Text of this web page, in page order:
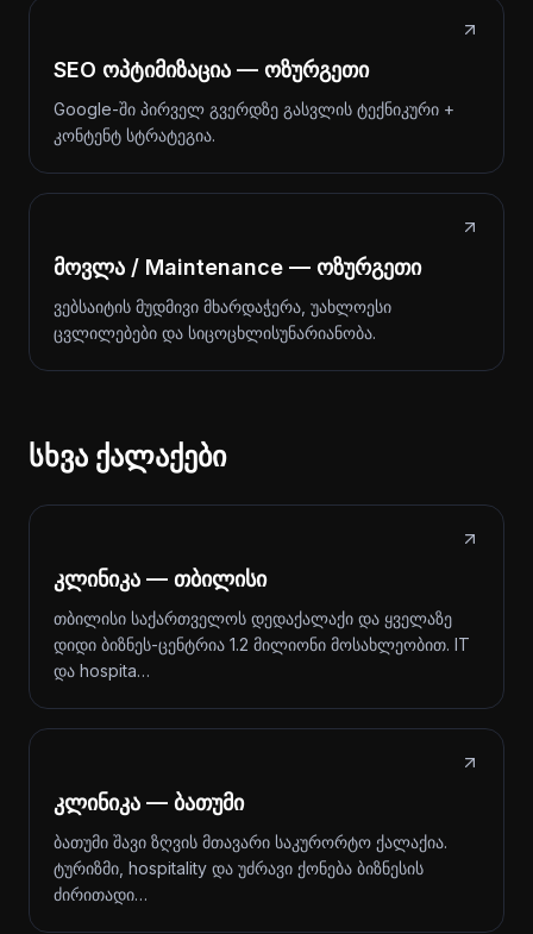
SEO ოპტიმიზაცია — ოზურგეთი
Google-ში პირველ გვერდზე გასვლის ტექნიკური +
კონტენტ სტრატეგია.
მოვლა / Maintenance — ოზურგეთი
ვებსაიტის მუდმივი მხარდაჭერა, უახლოესი
ცვლილებები და სიცოცხლისუნარიანობა.
სხვა ქალაქები
კლინიკა — თბილისი
თბილისი საქართველოს დედაქალაქი და ყველაზე
დიდი ბიზნეს-ცენტრია 1.2 მილიონი მოსახლეობით. IT
და hospita…
კლინიკა — ბათუმი
ბათუმი შავი ზღვის მთავარი საკურორტო ქალაქია.
ტურიზმი, hospitality და უძრავი ქონება ბიზნესის
ძირითადი…